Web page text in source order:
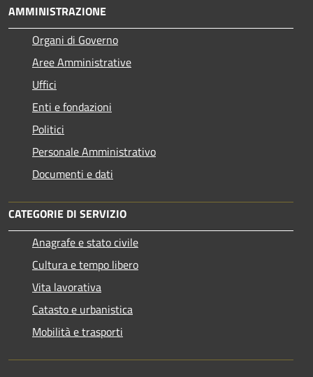
AMMINISTRAZIONE
Organi di Governo
Aree Amministrative
Uffici
Enti e fondazioni
Politici
Personale Amministrativo
Documenti e dati
CATEGORIE DI SERVIZIO
Anagrafe e stato civile
Cultura e tempo libero
Vita lavorativa
Catasto e urbanistica
Mobilità e trasporti